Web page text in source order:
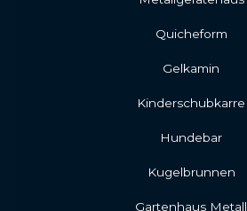
Quicheform
Gelkamin
Kinderschubkarre
Hundebar
Kugelbrunnen
Gartenhaus Metall